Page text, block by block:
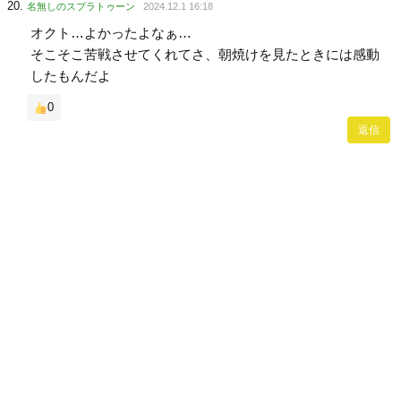
名無しのスプラトゥーン 2024.12.1 16:18
オクト…よかったよなぁ…
そこそこ苦戦させてくれてさ、朝焼けを見たときには感動
したもんだよ
0
返信